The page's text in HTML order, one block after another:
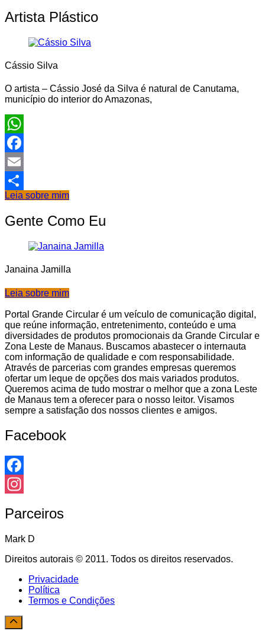
Artista Plástico
Cássio Silva
O artista – Cássio José da Silva é natural de Canutama,
município do interior do Amazonas,
WhatsApp
Facebook
Email
Share
Leia sobre mim
Gente Como Eu
Janaina Jamilla
Leia sobre mim
Portal Grande Circular é um veículo de comunicação digital,
que reúne informação, entretenimento, conteúdo e uma
diversidades de produtos promocionais da Grande Circular e
Zona Leste de Manaus. Buscamos abastecer o internauta
com informação de qualidade e com responsabilidade.
Através de parcerias com grandes empresas queremos
ofertar um leque de opções dos mais variados produtos.
Queremos acima de tudo mostrar o melhor que a zona Leste
de Manaus tem a oferecer para o nosso leitor. Visamos
sempre a satisfação dos nossos clientes e amigos.
Facebook
Facebook
Parceiros
Mark D
Direitos autorais © 2011. Todos os direitos reservados.
Privacidade
Política
Termos e Condições